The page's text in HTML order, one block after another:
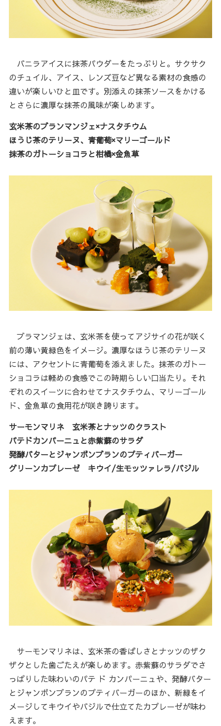
バニラアイスに抹茶パウダーをたっぷりと。サクサク
のチュイル、アイス、レンズ豆など異なる素材の食感の
違いが楽しいひと皿です。別添えの抹茶ソースをかける
とさらに濃厚な抹茶の風味が楽しめます。
玄米茶のブランマンジェ×ナスタチウム
ほうじ茶のテリーヌ、青葡萄×マリーゴールド
抹茶のガトーショコラと柑橘×金魚草
ブラマンジェは、玄米茶を使ってアジサイの花が咲く
前の薄い黄緑色をイメージ。濃厚なほうじ茶のテリーヌ
には、アクセントに青葡萄を添えました。抹茶のガトー
ショコラは軽めの食感でこの時期らしい口当たり。それ
ぞれのスイーツに合わせてナスタチウム、マリーゴール
ド、金魚草の食用花が咲き誇ります。
サーモンマリネ 玄米茶とナッツのクラスト
パテドカンパーニュと赤紫蘇のサラダ
発酵バターとジャンボンブランのプティバーガー
グリーンカプレーゼ キウイ/生モッツァレラ/バジル
サーモンマリネは、玄米茶の香ばしさとナッツのザク
ザクとした歯ごたえが楽しめます。赤紫蘇のサラダでさ
っぱりした味わいのパテ ド カンパーニュや、発酵バター
とジャンボンブランのプティバーガーのほか、新緑をイ
メージしてキウイやバジルで仕立てたカプレーゼが味わ
えます。